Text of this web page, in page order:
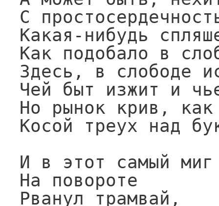
С
Какая-нибудь
Как подобало в
Здесь, в слободе
Чей быт изжит и
Но рынок крив, как
Косой треух над
И в этот самый миг
На повороте
Рванул трамвай,